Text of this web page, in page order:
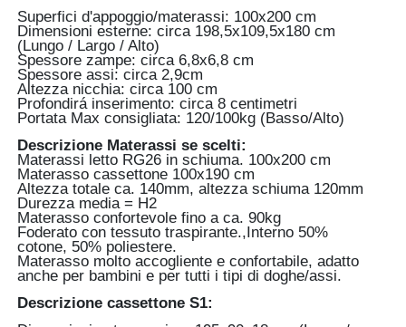
Superfici d'appoggio/materassi: 100x200 cm
Dimensioni esterne: circa 198,5x109,5x180 cm
(Lungo / Largo / Alto)
Spessore zampe: circa 6,8x6,8 cm
Spessore assi: circa 2,9cm
Altezza nicchia: circa 100 cm
Profondirá inserimento: circa 8 centimetri
Portata Max consigliata: 120/100kg (Basso/Alto)
Descrizione Materassi se scelti:
Materassi letto RG26 in schiuma. 100x200 cm
Materasso cassettone 100x190 cm
Altezza totale ca. 140mm, altezza schiuma 120mm
Durezza media = H2
Materasso confortevole fino a ca. 90kg
Foderato con tessuto traspirante.,Interno 50%
cotone, 50% poliestere.
Materasso molto accogliente e confortabile, adatto
anche per bambini e per tutti i tipi di doghe/assi.
Descrizione cassettone S1: